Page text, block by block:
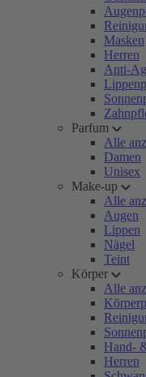
Masken
Herren
Anti-
Parfum
Alle
Damen
Unisex
Make-up
Alle
Augen
Lippen
Nägel
Teint
Körper
Alle
Hand-
Herren